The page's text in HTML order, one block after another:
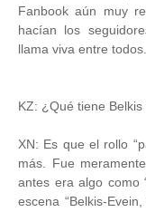
Fanbook aún muy
hacían los
llama viva entre todos.
KZ: ¿Qué tiene
XN: Es que el rollo
más. Fue
antes era algo como
escena “Belkis-